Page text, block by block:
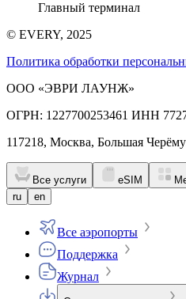
Главный терминал
© EVERY, 2025
Политика обработки
ООО «ЭВРИ ЛАУНЖ»
ОГРН: 1227700253461 ИНН
117218, Москва, Большая
Все услуги eSIM
ru
en
Все аэропорты
Поддержка
Журнал